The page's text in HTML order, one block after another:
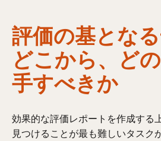
評価の基とな
どこから、ど
手すべきか
効果的な評価レポートを作成する
見つけることが最も難しいタスク